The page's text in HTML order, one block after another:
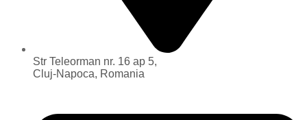
Str Teleorman nr. 16 ap 5,
Cluj-Napoca, Romania